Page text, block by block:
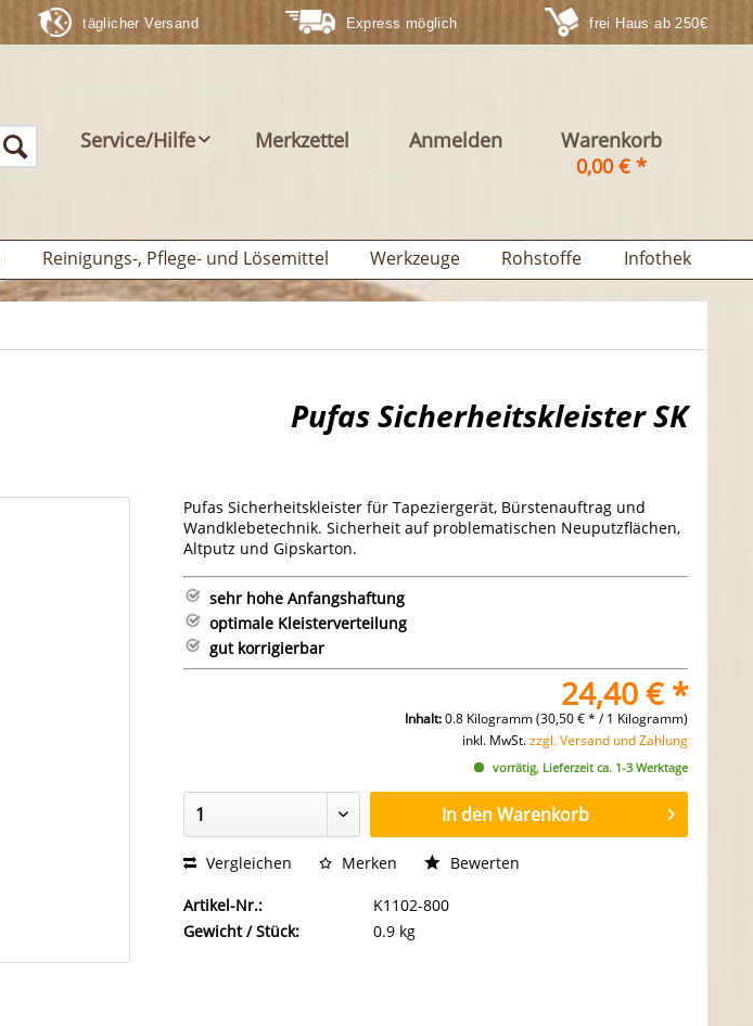
täglicher Versand Express möglich frei Haus ab 250€
Service/Hilfe Merkzettel Anmelden
Warenkorb
0,00 € *
Reinigungs-, Pflege- und Lösemittel Werkzeuge Rohstoffe Infothek
Pufas Sicherheitskleister SK
Pufas Sicherheitskleister für Tapeziergerät, Bürstenauftrag und
Wandklebetechnik. Sicherheit auf problematischen Neuputzflächen,
Altputz und Gipskarton.
sehr hohe Anfangshaftung
optimale Kleisterverteilung
gut korrigierbar
24,40 € *
Inhalt:0.8 Kilogramm (30,50 € * / 1 Kilogramm)
inkl. MwSt.zzgl. Versand und Zahlung
vorrätig, Lieferzeit ca. 1-3 Werktage
In den Warenkorb
Vergleichen Merken Bewerten
Artikel-Nr.:
K1102-800
Gewicht / Stück:
0.9 kg